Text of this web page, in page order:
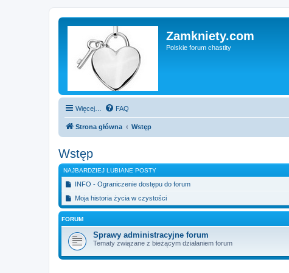
Zamkniety.com
Polskie forum chastity
Więcej… FAQ
Strona główna Wstęp
Wstęp
NAJBARDZIEJ LUBIANE POSTY
INFO - Ograniczenie dostępu do forum
Moja historia życia w czystości
FORUM
Sprawy administracyjne forum
Tematy związane z bieżącym działaniem forum